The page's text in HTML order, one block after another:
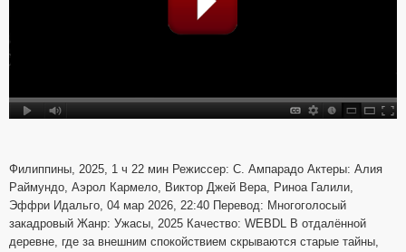
Филиппины, 2025, 1 ч 22 мин Режиссер: С. Ампарадо Актеры: Алия
Раймундо, Аэрол Кармело, Виктор Джей Вера, Риноа Галили,
Эффри Идальго, 04 мар 2026, 22:40 Перевод: Многоголосый
закадровый Жанр: Ужасы, 2025 Качество: WEBDL В отдалённой
деревне, где за внешним спокойствием скрываются старые тайны,